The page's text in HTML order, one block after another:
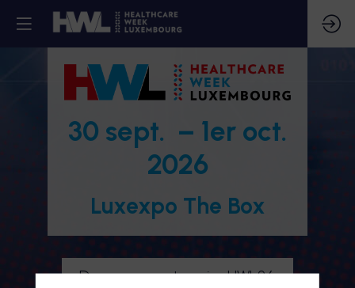
30 sept. – 1er oct.
2026
Luxexpo The Box
Devenez partenaire HWL26